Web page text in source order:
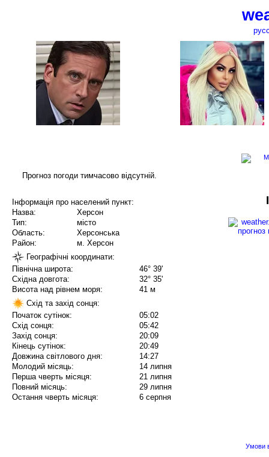
Прогноз погоди тимчасово відсутній.
Інформація про населений пункт:
Назва:
Херсон
Тип:
місто
Область:
Херсонська
Район:
м. Херсон
Географічні координати:
Північна широта:
46° 39'
Східна довгота:
32° 35'
Висота над рівнем моря:
41 м
Схід та захід сонця:
Початок сутінок:
05:02
Схід сонця:
05:42
Захід сонця:
20:09
Кінець сутінок:
20:49
Довжина світлового дня:
14:27
Молодий місяць:
14 липня
Перша чверть місяця:
21 липня
Повний місяць:
29 липня
Остання чверть місяця:
6 серпня
Умови